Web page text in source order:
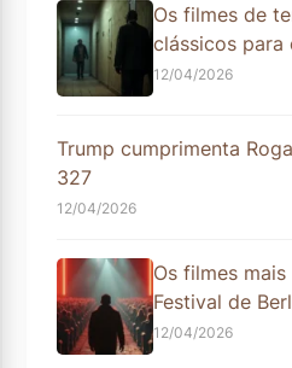
Os filmes de
clássicos para
12/04/2026
Trump cumprimenta
327
12/04/2026
Os filmes
Festival de
12/04/2026